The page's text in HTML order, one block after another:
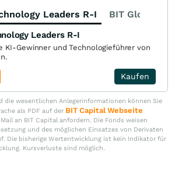
Leaders R-I BIT Global
Leaders R-I
KI-Gewinner und Technologieführer von
Kaufen
die wesentlichen Anlegerinformationen können Sie
als PDF auf der BIT Capital Webseite
an BIT Capital anfordern. Die Fonds weisen
und des möglichen Einsatzes von Derivaten
Die bisherige Wertentwicklung ist kein Indikator für
Kursverluste sind möglich.